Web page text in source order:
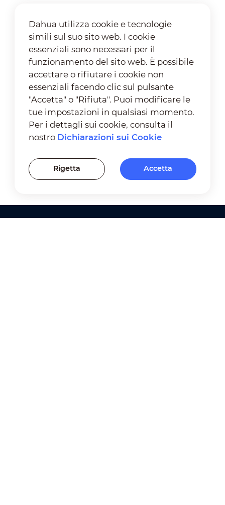
Dahua utilizza cookie e tecnologie
simili sul suo sito web. I cookie
essenziali sono necessari per il
funzionamento del sito web. È possibile
accettare o rifiutare i cookie non
essenziali facendo clic sul pulsante
"Accetta" o "Rifiuta". Puoi modificare le
tue impostazioni in qualsiasi momento.
Per i dettagli sui cookie, consulta il
nostro Dichiarazioni sui Cookie
Rigetta Accetta